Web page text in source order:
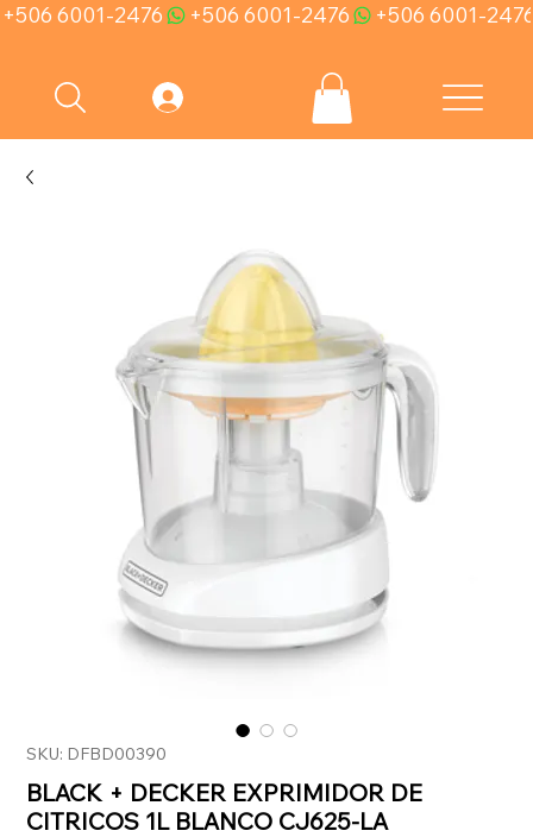
+506 6001-2476
SKU: DFBD00390
BLACK + DECKER EXPRIMIDOR DE
CITRICOS 1L BLANCO CJ625-LA